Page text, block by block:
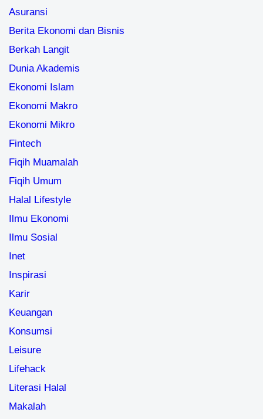
Asuransi
Berita Ekonomi dan Bisnis
Berkah Langit
Dunia Akademis
Ekonomi Islam
Ekonomi Makro
Ekonomi Mikro
Fintech
Fiqih Muamalah
Fiqih Umum
Halal Lifestyle
Ilmu Ekonomi
Ilmu Sosial
Inet
Inspirasi
Karir
Keuangan
Konsumsi
Leisure
Lifehack
Literasi Halal
Makalah